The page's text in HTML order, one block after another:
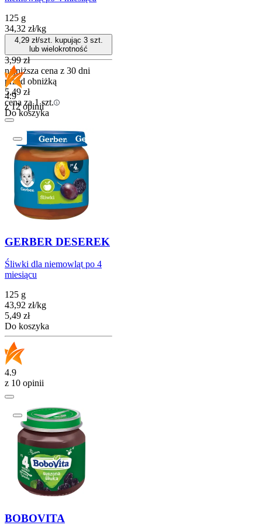
125 g
34,32 zł/kg
4,29zł/szt. kupując 3szt.
lub wielokrotność
3,99 zł
najniższa cena z 30 dni
przed obniżką
5,49 zł
cena za 1 szt.
Do koszyka
4.9
z 12 opinii
GERBER DESEREK
Śliwki dla niemowląt po 4
miesiącu
125 g
43,92 zł/kg
Cena
5,49 zł
Do koszyka
4.9
z 10 opinii
BOBOVITA